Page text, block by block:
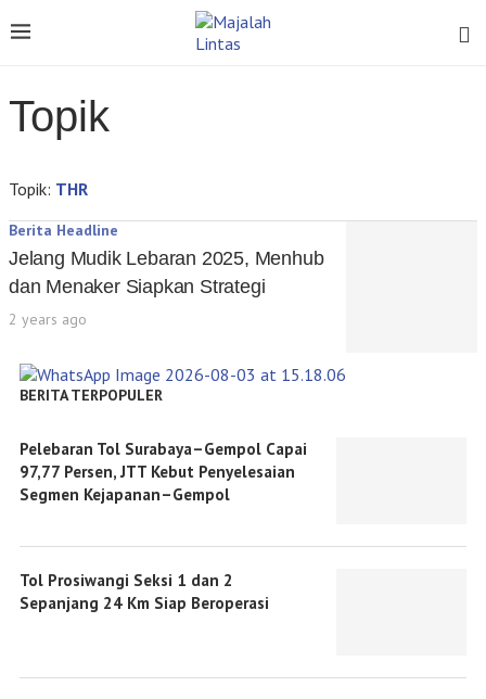
Topik
Topik: THR
Berita Headline
Jelang Mudik Lebaran 2025, Menhub
dan Menaker Siapkan Strategi
2 years ago
BERITA TERPOPULER
Pelebaran Tol Surabaya–Gempol Capai
97,77 Persen, JTT Kebut Penyelesaian
Segmen Kejapanan–Gempol
Tol Prosiwangi Seksi 1 dan 2
Sepanjang 24 Km Siap Beroperasi